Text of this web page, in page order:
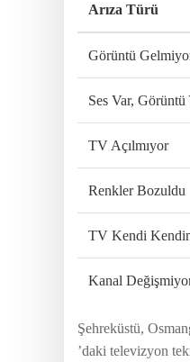
Arıza Türü
Görüntü
Ses Var, Görüntü
TV Açılmıyor
Renkler Bozuldu
TV Kendi
Kanal
Şehreküstü,
’daki televizyon